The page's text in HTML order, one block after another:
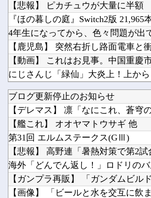
【悲報】 ピカチュウが大量に半額
『ほの暮しの庭』Switch2版 21,965
【動画】 これはお見事。中国重慶
【日向坂46】 下着姿のかほりん、
寺田心さん(18)、筋トレした結果
ブログ更新停止のお知らせ
【デレマス】 凛「なにこれ、蒼穹
【艦これ】 オオヤマトウサギ 他
第31回 エルムステークス(GⅢ)
【悲報】 高野連「暑熱対策で第2
海外「どんでん返し！」ロドリの
【ガンプラ再販】 「ガンダムビル
【画像】 「ビールと水を交互に飲